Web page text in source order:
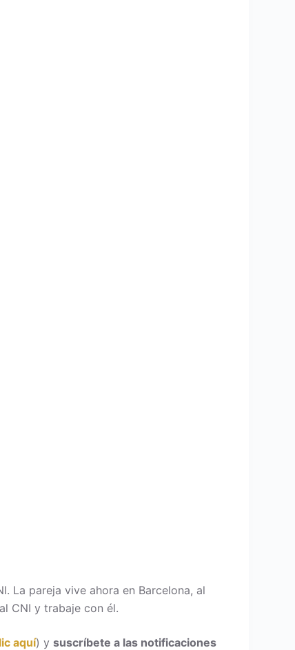
La pareja vive ahora en Barcelona, al
CNI y trabaje con él.
aquí) ysuscríbete a las notificaciones